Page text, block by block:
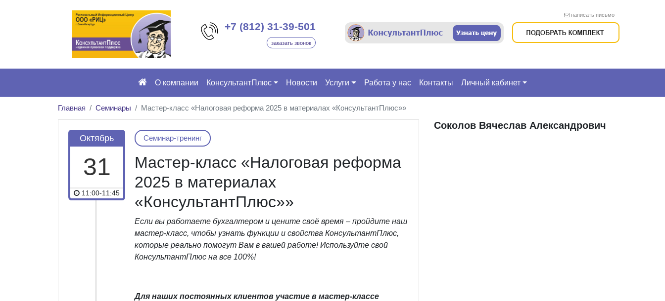
+7 (812) 31-39-501
заказать звонок
написать письмо
О компании КонсультантПлюс Новости Услуги Работа у нас Контакты Личный кабинет
Главная Семинары Мастер-класс «Налоговая реформа 2025 в материалах «КонсультантПлюс»»
Октябрь
31
11:00-11:45
Семинар-тренинг
Мастер-класс «Налоговая реформа
2025 в материалах
«КонсультантПлюс»»
Если вы работаете бухгалтером и цените своё время – пройдите наш
мастер-класс, чтобы узнать функции и свойства КонсультантПлюс,
которые реально помогут Вам в вашей работе! Используйте свой
КонсультантПлюс на все 100%!
Для наших постоянных клиентов участие в мастер-классе
Соколов Вячеслав Александрович